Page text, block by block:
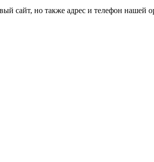
сайт, но также адрес и телефон нашей